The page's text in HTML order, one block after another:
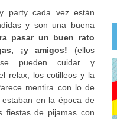
party cada vez están
y son una buena
pasar un buen rato
¡y amigos! (ellos
pueden cuidar y
relax, los cotilleos y la
mentira con lo de
en la época de
fiestas de pijamas con